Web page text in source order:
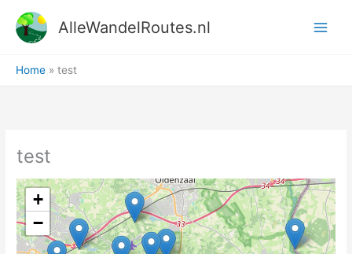
naar
AlleWandelRoutes.nl
Home test
test
+
−